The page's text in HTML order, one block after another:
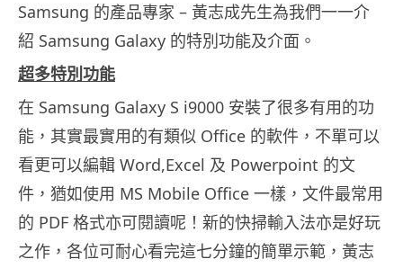
Samsung 的產品專家 – 黃志成先生為我們一一介
紹 Samsung Galaxy 的特別功能及介面。
超多特別功能
在 Samsung Galaxy S i9000 安裝了很多有用的功
能，其實最實用的有類似 Office 的軟件，不單可以
看更可以編輯 Word,Excel 及 Powerpoint 的文
件，猶如使用 MS Mobile Office 一樣，文件最常用
的 PDF 格式亦可閱讀呢！新的快掃輸入法亦是好玩
之作，各位可耐心看完這七分鐘的簡單示範，黃志